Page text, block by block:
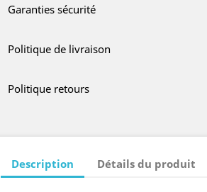
Garanties sécurité
Politique de livraison
Politique retours
Description Détails du produit